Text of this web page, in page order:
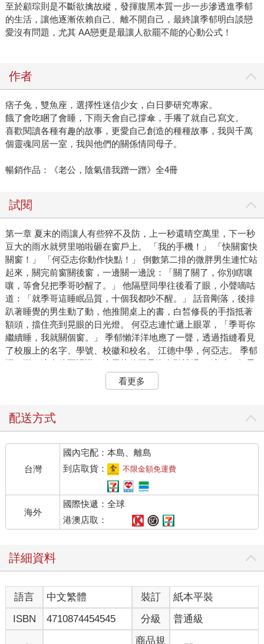
至於顧琮則是不斷欲擒故縱，發揮腹黑本質一步一步滲透進季郁
的生活，讓他逐漸依賴自己、離不開自己，最終讓季郁明白談戀
愛沒有問題，尤其 AA戀更是最讓人欲罷不能的心動公式！
作者
痞子兔，雙魚座，選擇性迷信少女，白日夢研究專家。
餓了會吃睏了會睡，下雨天會自己撐傘，手癢了就自己寫文。
喜歡閱讀各種有趣的故事，更愛自己創造的種種故事，我與千萬
個靈魂同居一室，我與他們的關係情同母子。
暢銷作品：《老公，陰氣借我蹭一蹭》全4冊
試閱
第一章 夏末的雨讓人有些猝不及防，上一秒還晴空萬里，下一秒
豆大的雨水就劈里啪啦砸在窗戶上。 「我的手機！」 「快關窗快
關窗！」 「何亞志你動作快點！」 倒數第二排的微胖男生連忙站
起來，關完前窗關後窗，一邊關一邊說：「關了關了，你別瞎嚷
嚷，等會兒把季哥吵醒了。」 他隔壁同學往後看了眼，小聲嘀咕
道：「就季哥這睡眠品質，十個我都吵不醒。」 話音剛落，後排
趴著睡覺的男生動了動，他推開桌上的書，白皙修長的手指抵著
額頭，擋住亮到晃眼的日光燈。 何亞志連忙遞上眼罩，「季哥你
繼續睡，我就關個窗。」 季郁懶洋洋地應了一聲，透過指縫看見
了校服上的名字、學號、校徽和校名。 江德中學，何亞志。 季郁
愣了下，這人他不認識，這學校他更是沒有聽說過。 這時一個男
生衝進教室，喊道：「下午國文課改成自習，其他正常上課。」
班裡瞬間怨聲載道。 「有沒有搞錯啊？」 「這才開學第一
天？ 「叮，您的人工智慧系統小Ｒ上線啦！恭喜您穿越到《帥氣
是男主角喲。」 半晌，季郁才在心裡罵了句髒話，他想開窗，卻
在看見玻璃上映出的倒影時怔了怔。 這張臉和他長得一模一樣。
季郁將前額的髮絲撥到腦後，眉尾的皮膚光潔白皙，少了一道
疤，是他高三打籃球時弄傷的疤，因此準確的說，這具身體和他
高二的時候一模一樣。 不等他發問，小Ｒ便強調道：「貼合宿主
實際情況，當然包括身體啦。」 季郁覺得這句話有點不對勁，但
又說不出來。 小Ｒ笑嘻嘻地說：「為了響應國家號召，督促莘莘
學子學習，宿主的任務就是好好學習，靠自己的努力成為學霸，
到所有劇情結束您就自由啦！任務一：在二十四小時內認真聽完
一節課，成功獎勵：視力5.0。」 季郁翻了個白眼，他雖然有點近
視，但完全不會影響正常生活，所以這個獎勵讓人毫無動力。 他
在心裡問道：「如果任務失敗了呢？」 「那就要走原文劇情囉，
第一段劇情是您翹課，翻過兩公尺高的圍牆，被女主角遠遠的瞥
見。」 「就只是一模一樣地走劇情？」 「是呀，您要和女主角談
戀愛，之後還要親親抱抱壁咚等等，將會沒有時間學習，太慘
看更多
配送方式
台灣
國內宅配：本島、離島
到店取貨：
不限金額免運費
海外
國際快遞：全球
港澳店取：
詳細資料
語言 中文繁體 裝訂
紙本平裝
ISBN
4710874454545 分級 普通級
商品規